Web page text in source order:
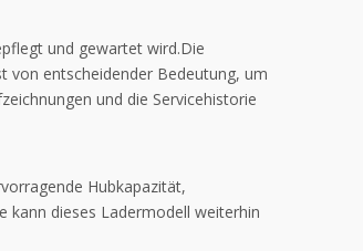
und gewartet wird.Die
von entscheidender Bedeutung, um
und die Servicehistorie
Hubkapazität,
dieses Ladermodell weiterhin